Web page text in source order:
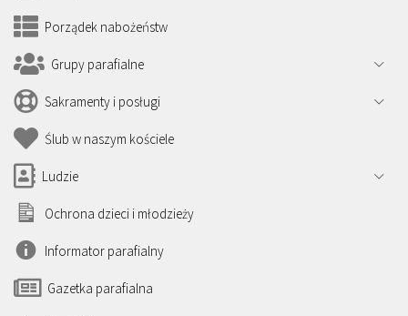
Porządek nabożeństw
Grupy parafialne
Sakramenty i posługi
Ślub w naszym kościele
Ludzie
Ochrona dzieci i młodzieży
Informator parafialny
Gazetka parafialna